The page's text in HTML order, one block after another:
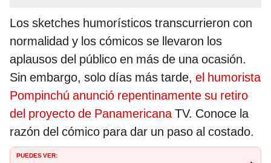
Los sketches humorísticos transcurrieron con
normalidad y los cómicos se llevaron los
aplausos del público en más de una ocasión.
Sin embargo, solo días más tarde, el humorista
Pompinchú anunció repentinamente su retiro
del proyecto de PanamericanaTV. Conoce la
razón del cómico para dar un paso al costado.
PUEDES VER: